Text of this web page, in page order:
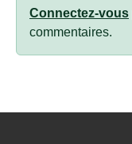
Connectez-vous
commentaires.